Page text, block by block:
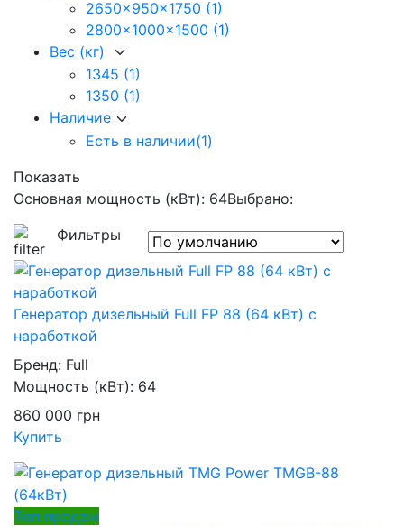
2650x950x1750 (1)
2800x1000x1500 (1)
Вес (кг)
1345 (1)
1350 (1)
Наличие
Есть в наличии(1)
Показать
Основная мощность (кВт): 64Выбрано:
Фильтры
Генератор дизельный Full FP 88 (64 кВт) с
наработкой
Бренд: Full
Мощность (кВт): 64
860 000 грн
Купить
Tоп продаж